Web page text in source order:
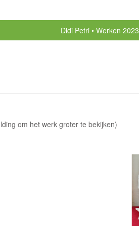
Didi Petri Werken 2023
om het werk groter te bekijken)